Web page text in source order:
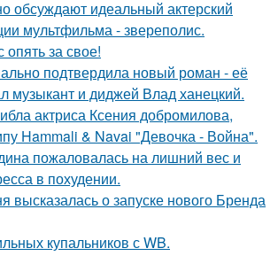
обсуждают идеальный актерский
мультфильма - звереполис.
за свое!
подтвердила новый роман - её
музыкант и диджей Влад ханецкий.
актриса Ксения добромилова,
Hammali & Navai "Девочка - Война".
пожаловалась на лишний вес и
в похудении.
высказалась о запуске нового Бренда
купальников с WB.